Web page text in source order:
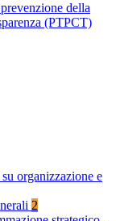
della
(PTPCT)
organizzazione e
2